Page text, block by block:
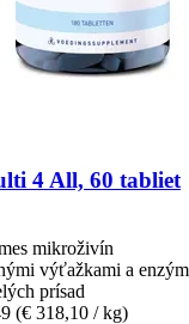
4 All, 60 tabliet
mikroživín
výťažkami a
prísad
(€ 318,10 / kg)